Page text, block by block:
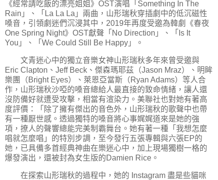
《經常請吃飯的漂亮姐姐》OST演唱「Something In The
Rain」、「La La La」兩曲，山形瑞秋穿插劇中的低沉磁性
嗓音，引領劇迷們沉浸其中，2019年再度受邀為韓劇《春夜
One Spring Night》OST獻聲「No Direction」、「Is It
You」、「We Could Still Be Happy」。
文青迷心中的獨立音樂女神山形瑞秋多年來曾受邀與
Eric Clapton、Jeff Beck、傑森瑪耶茲（Jason Mraz）、明眸
樂團（Bright Eyes）、萊恩亞當斯（Ryan Adams）等人合
作，山形瑞秋沙啞的嗓音總給人最直接的致命情緒，讓人還
沒防備好就遭受攻擊，相當有渲染力。美聯社也對她有著高
度評價：「除了擁有傑出的音色外，山形瑞秋的歌聲中也帶
有一種厭世感。透過獨特的嗓音將心事娓娓道來是她的強
項，撩人的聲響總能完美制霸舞台。她有著一種「我想怎麼
唱就怎麼唱」的特別步調，至今發行五張專輯與六張EP的
她，已具備多首經典神曲在樂迷心中，加上現場獨樹一格的
爆發演出，還被封為女生版的Damien Rice。
在探索山形瑞秋的過程中，她的 Instagram 盡是些貓咪